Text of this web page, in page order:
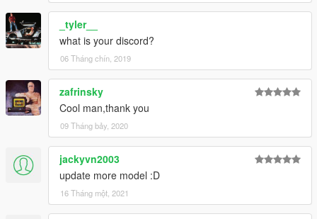
_tyler__
what is your discord?
06 Tháng chín, 2019
zafrinsky
Cool man,thank you
09 Tháng bảy, 2020
jackyvn2003
update more model :D
16 Tháng một, 2021